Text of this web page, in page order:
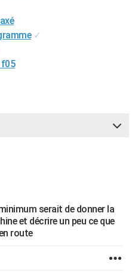
✓
f05
serait de donner la
et décrire un peu ce que
route